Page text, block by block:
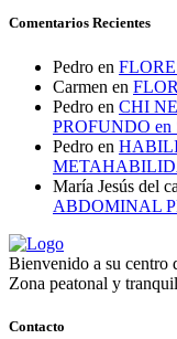
Comentarios Recientes
Pedro en
Carmen en
Pedro en CHI
PROFUNDO
Pedro en
María Jesús del
ABDOMINAL
Bienvenido a su centro
Zona peatonal y
Contacto